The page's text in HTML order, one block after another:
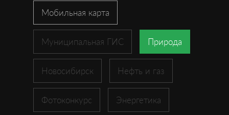
Мобильная карта
Муниципальная ГИС Природа
Новосибирск Нефть и газ
Фотоконкурс Энергетика